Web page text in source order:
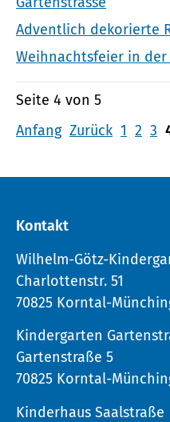
Adventlich dekorierte
Weihnachtsfeier in der
Seite 4 von 5
Anfang Zurück 1 2 3
Kontakt
Wilhelm-Götz-
Charlottenstr. 51
70825 Korntal-
Kindergarten
Gartenstraße 5
70825 Korntal-
Kinderhaus Saalstraße